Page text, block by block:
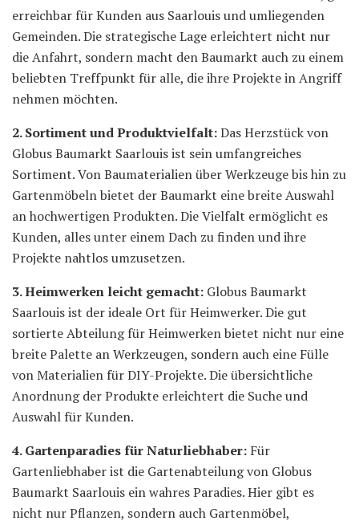
erreichbar für Kunden aus Saarlouis und umliegenden
Gemeinden. Die strategische Lage erleichtert nicht nur
die Anfahrt, sondern macht den Baumarkt auch zu einem
beliebten Treffpunkt für alle, die ihre Projekte in Angriff
nehmen möchten.
2. Sortiment und Produktvielfalt:Das Herzstück von
Globus Baumarkt Saarlouis ist sein umfangreiches
Sortiment. Von Baumaterialien über Werkzeuge bis hin zu
Gartenmöbeln bietet der Baumarkt eine breite Auswahl
an hochwertigen Produkten. Die Vielfalt ermöglicht es
Kunden, alles unter einem Dach zu finden und ihre
Projekte nahtlos umzusetzen.
3. Heimwerken leicht gemacht: Globus Baumarkt
Saarlouis ist der ideale Ort für Heimwerker. Die gut
sortierte Abteilung für Heimwerken bietet nicht nur eine
breite Palette an Werkzeugen, sondern auch eine Fülle
von Materialien für DIY-Projekte. Die übersichtliche
Anordnung der Produkte erleichtert die Suche und
Auswahl für Kunden.
4. Gartenparadies für Naturliebhaber: Für
Gartenliebhaber ist die Gartenabteilung von Globus
Baumarkt Saarlouis ein wahres Paradies. Hier gibt es
nicht nur Pflanzen, sondern auch Gartenmöbel,